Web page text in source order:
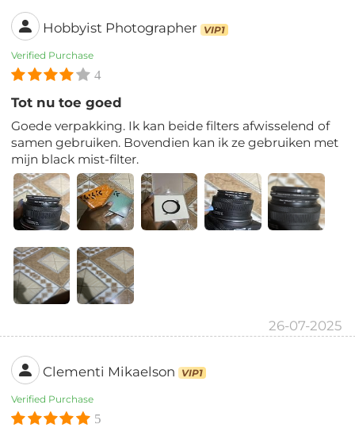
Hobbyist Photographer VIP1
Verified Purchase
4
Tot nu toe goed
Goede verpakking. Ik kan beide filters afwisselend of
samen gebruiken. Bovendien kan ik ze gebruiken met
mijn black mist-filter.
26-07-2025
Clementi Mikaelson VIP1
Verified Purchase
5